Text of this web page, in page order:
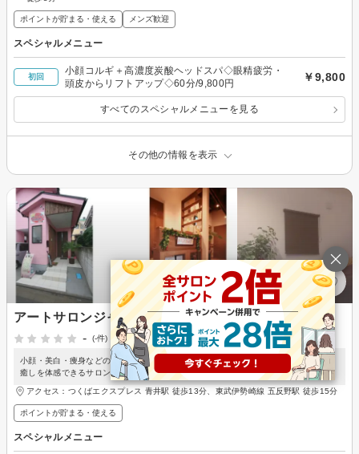
ポイントが貯まる・使える メンズ歓迎
スペシャルメニュー
初回
小顔コルギ＋高濃度炭酸ヘッドスパ◇眼精疲労・
頭皮からリフトアップ◇60分/9,800円
￥9,800
すべてのスペシャルメニューを見る
その他の情報を表示
アートサロンジャサバハ
-
(-件)
小顔・美白・痩身などの豊富なメニューでなりたい自分に！リラックス空間で極上の
癒しを体感できるサロン♪
アクセス：つくばエクスプレス 青井駅 徒歩13分、東武伊勢崎線 五反野駅 徒歩15分
ポイントが貯まる・使える
スペシャルメニュー